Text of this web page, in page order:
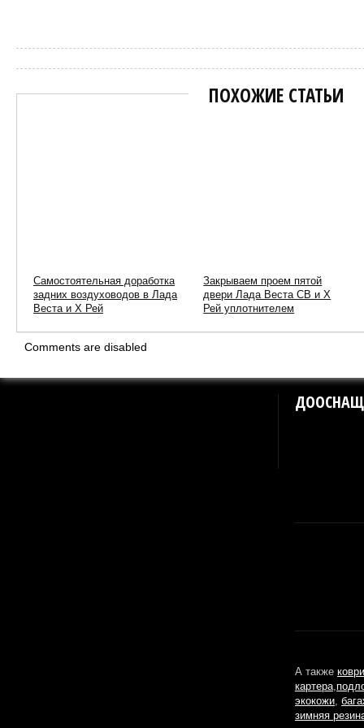
ПОХОЖИЕ СТАТЬИ
Самостоятельная доработка
задних воздуховодов в Лада
Веста и Х Рей
Закрываем проем пятой
двери Лада Веста СВ и Х
Рей уплотнителем
Comments are disabled
А также
картера,
экокожи,
зимняя